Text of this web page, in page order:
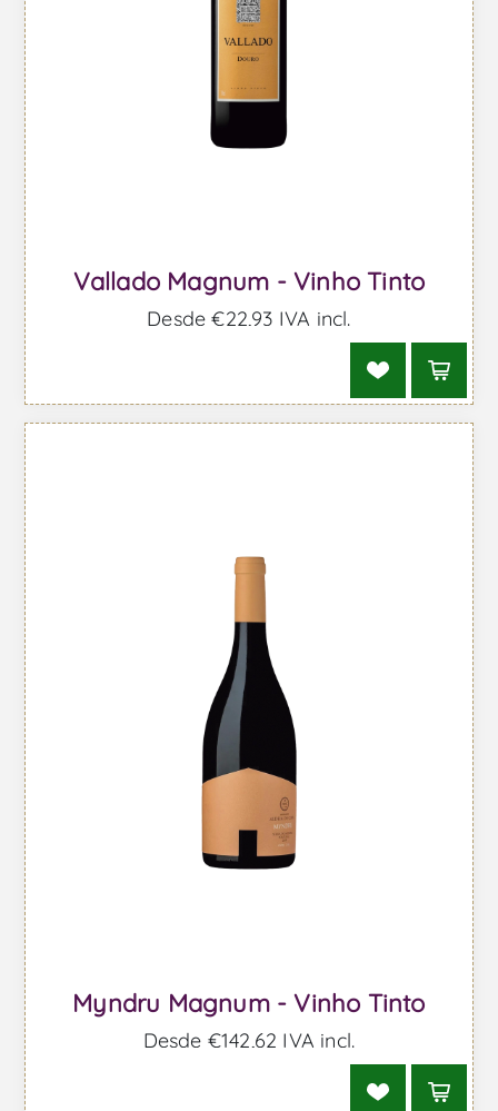
Vallado Magnum - Vinho Tinto
Desde €22,93 IVA incl.
Myndru Magnum - Vinho Tinto
Desde €142,62 IVA incl.